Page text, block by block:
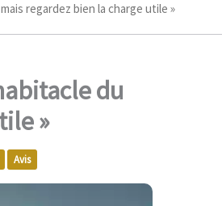
regardez bien la charge utile »
du
»
Avis